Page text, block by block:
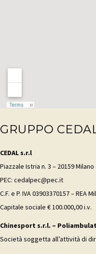
GRUPPO
CEDAL s.r.l
Piazzale Istria n. 3 – 20159 Milano
PEC: cedalpec@pec.it
C.F. e P. IVA 03903370157 – REA
Capitale sociale € 100.000,00 i.v.
Chinesport s.r.l. –
Società soggetta all’attività di